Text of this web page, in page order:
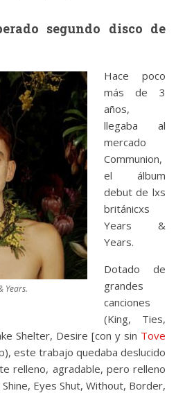
segundo disco de
Years.
Hace poco
más de 3
años,
llegaba al
mercado
Communion,
el álbum
debut de lxs
británicxs
Years &
Years.
Dotado de
grandes
canciones
(King, Ties,
Shelter, Desire [con y sin Tove
este trabajo quedaba deslucido
relleno, agradable, pero relleno
Eyes Shut, Without, Border,